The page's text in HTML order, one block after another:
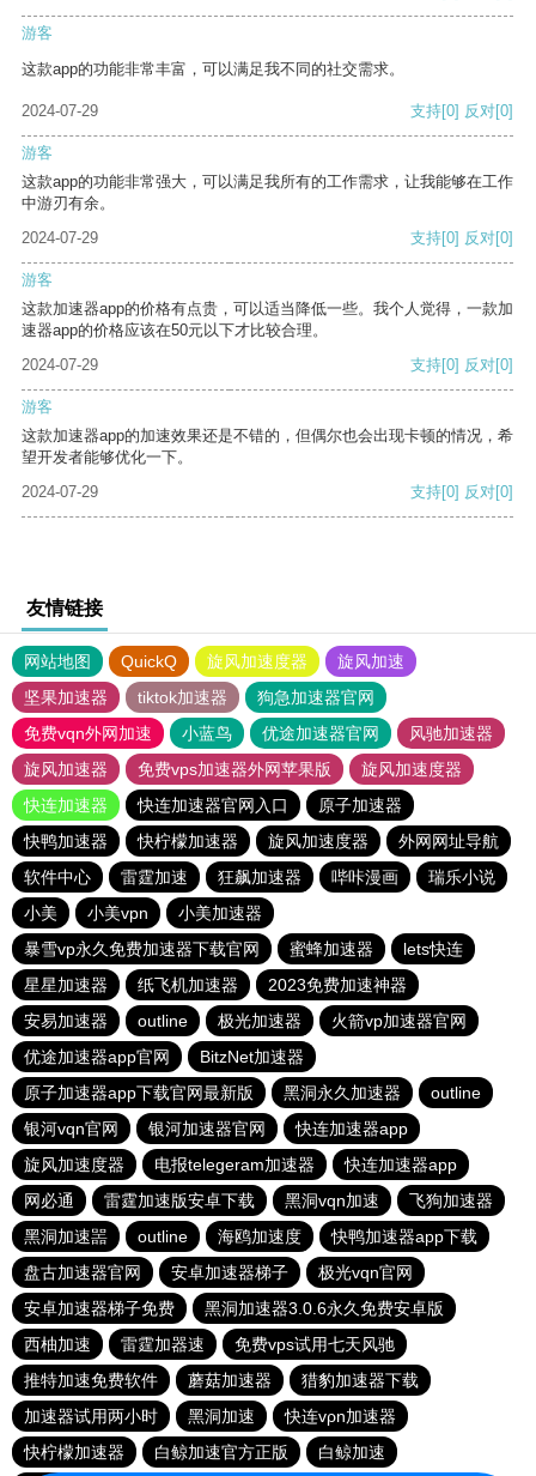
游客
这款app的功能非常丰富，可以满足我不同的社交需求。
2024-07-29 支持[0] 反对[0]
游客
这款app的功能非常强大，可以满足我所有的工作需求，让我能够在工作
中游刃有余。
2024-07-29
支持[0] 反对[0]
游客
这款加速器app的价格有点贵，可以适当降低一些。我个人觉得，一款加
速器app的价格应该在50元以下才比较合理。
2024-07-29
支持[0] 反对[0]
游客
这款加速器app的加速效果还是不错的，但偶尔也会出现卡顿的情况，希
望开发者能够优化一下。
2024-07-29
支持[0] 反对[0]
友情链接
网站地图 QuickQ 旋风加速度器
旋风加速
坚果加速器
tiktok加速器
狗急加速器官网
免费vqn外网加速
小蓝鸟 优途加速器官网
风驰加速器
旋风加速器
免费vps加速器外网苹果版
旋风加速度器
快连加速器
快连加速器官网入口
原子加速器
快鸭加速器
快柠檬加速器 旋风加速度器
外网网址导航
软件中心
雷霆加速 狂飙加速器 哔咔漫画
瑞乐小说
小美
小美vpn
小美加速器
暴雪vp永久免费加速器下载官网
蜜蜂加速器
lets快连
星星加速器
纸飞机加速器
2023免费加速神器
安易加速器
outline 极光加速器
火箭vp加速器官网
优途加速器app官网
BitzNet加速器
原子加速器app下载官网最新版
黑洞永久加速器
outline
银河vqn官网
银河加速器官网
快连加速器app
旋风加速度器
电报telegeram加速器
快连加速器app
网必通
雷霆加速版安卓下载 黑洞vqn加速
飞狗加速器
黑洞加速噐
outline 海鸥加速度
快鸭加速器app下载
盘古加速器官网
安卓加速器梯子
极光vqn官网
安卓加速器梯子免费
黑洞加速器3.0.6永久免费安卓版
西柚加速
雷霆加器速
免费vps试用七天风驰
推特加速免费软件
蘑菇加速器
猎豹加速器下载
加速器试用两小时
黑洞加速
快连vρn加速器
快柠檬加速器
白鲸加速官方正版 白鲸加速